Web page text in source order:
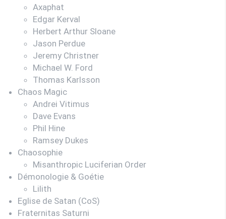
Axaphat
Edgar Kerval
Herbert Arthur Sloane
Jason Perdue
Jeremy Christner
Michael W. Ford
Thomas Karlsson
Chaos Magic
Andrei Vitimus
Dave Evans
Phil Hine
Ramsey Dukes
Chaosophie
Misanthropic Luciferian Order
Démonologie & Goétie
Lilith
Eglise de Satan (CoS)
Fraternitas Saturni